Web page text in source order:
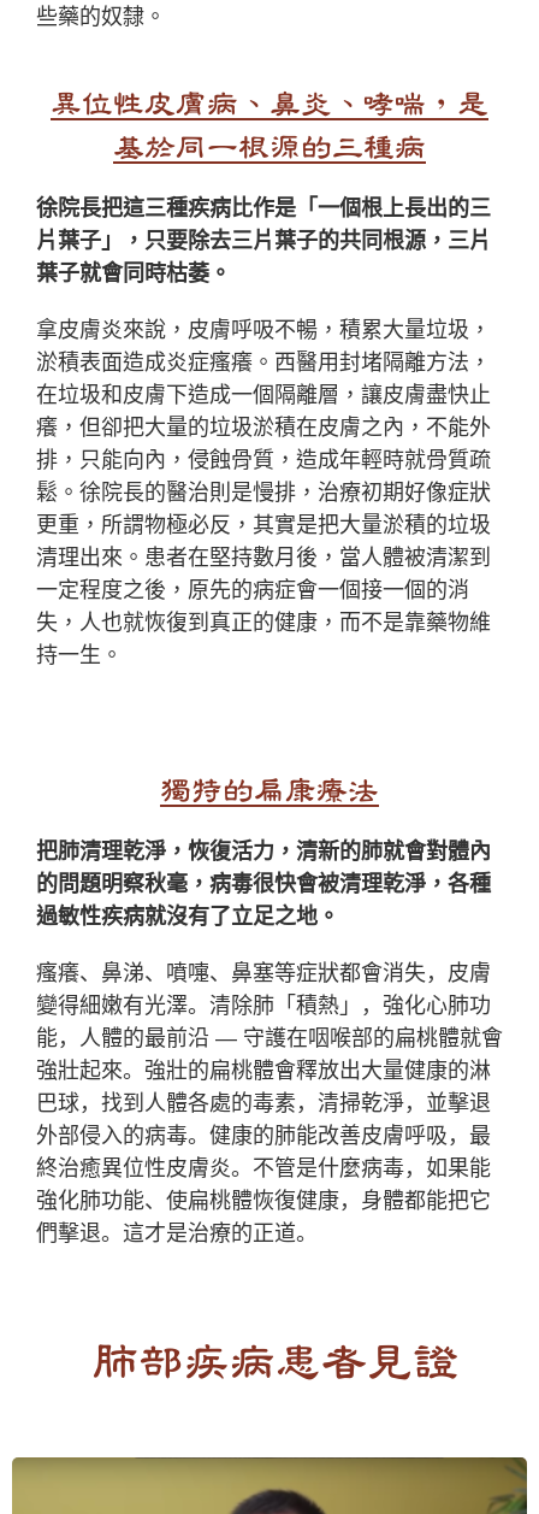
些藥的奴隸。
異位性皮膚病、鼻炎、哮喘，是
基於同一根源的三種病
徐院長把這三種疾病比作是「一個根上長出的三
片葉子」，只要除去三片葉子的共同根源，三片
葉子就會同時枯萎。
拿皮膚炎來說，皮膚呼吸不暢，積累大量垃圾，
淤積表面造成炎症瘙癢。西醫用封堵隔離方法，
在垃圾和皮膚下造成一個隔離層，讓皮膚盡快止
癢，但卻把大量的垃圾淤積在皮膚之內，不能外
排，只能向內，侵蝕骨質，造成年輕時就骨質疏
鬆。徐院長的醫治則是慢排，治療初期好像症狀
更重，所謂物極必反，其實是把大量淤積的垃圾
清理出來。患者在堅持數月後，當人體被清潔到
一定程度之後，原先的病症會一個接一個的消
失，人也就恢復到真正的健康，而不是靠藥物維
持一生。
獨特的扁康療法
把肺清理乾淨，恢復活力，清新的肺就會對體內
的問題明察秋毫，病毒很快會被清理乾淨，各種
過敏性疾病就沒有了立足之地。
瘙癢、鼻涕、噴嚏、鼻塞等症狀都會消失，皮膚
變得細嫩有光澤。清除肺「積熱」，強化心肺功
能，人體的最前沿 — 守護在咽喉部的扁桃體就會
強壯起來。強壯的扁桃體會釋放出大量健康的淋
巴球，找到人體各處的毒素，清掃乾淨，並擊退
外部侵入的病毒。健康的肺能改善皮膚呼吸，最
終治癒異位性皮膚炎。不管是什麼病毒，如果能
強化肺功能、 使扁桃體恢復健康，身體都能把它
們擊退。這才是治療的正道。
肺部疾病患者見證